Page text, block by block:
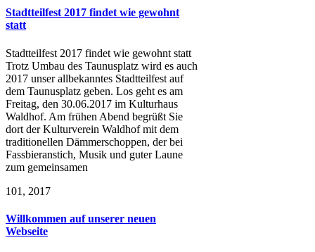
Stadtteilfest 2017 findet wie gewohnt
statt
Stadtteilfest 2017 findet wie gewohnt statt
Trotz Umbau des Taunusplatz wird es auch
2017 unser allbekanntes Stadtteilfest auf
dem Taunusplatz geben. Los geht es am
Freitag, den 30.06.2017 im Kulturhaus
Waldhof. Am frühen Abend begrüßt Sie
dort der Kulturverein Waldhof mit dem
traditionellen Dämmerschoppen, der bei
Fassbieranstich, Musik und guter Laune
zum gemeinsamen
101, 2017
Willkommen auf unserer neuen
Webseite